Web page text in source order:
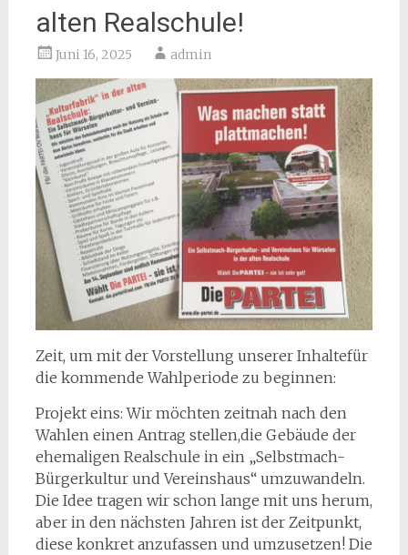
alten Realschule!
Juni 16, 2025 admin
Zeit, um mit der Vorstellung unserer Inhaltefür
die kommende Wahlperiode zu beginnen:
Projekt eins: Wir möchten zeitnah nach den
Wahlen einen Antrag stellen,die Gebäude der
ehemaligen Realschule in ein „Selbstmach-
Bürgerkultur und Vereinshaus“ umzuwandeln.
Die Idee tragen wir schon lange mit uns herum,
aber in den nächsten Jahren ist der Zeitpunkt,
diese konkret anzufassen und umzusetzen! Die